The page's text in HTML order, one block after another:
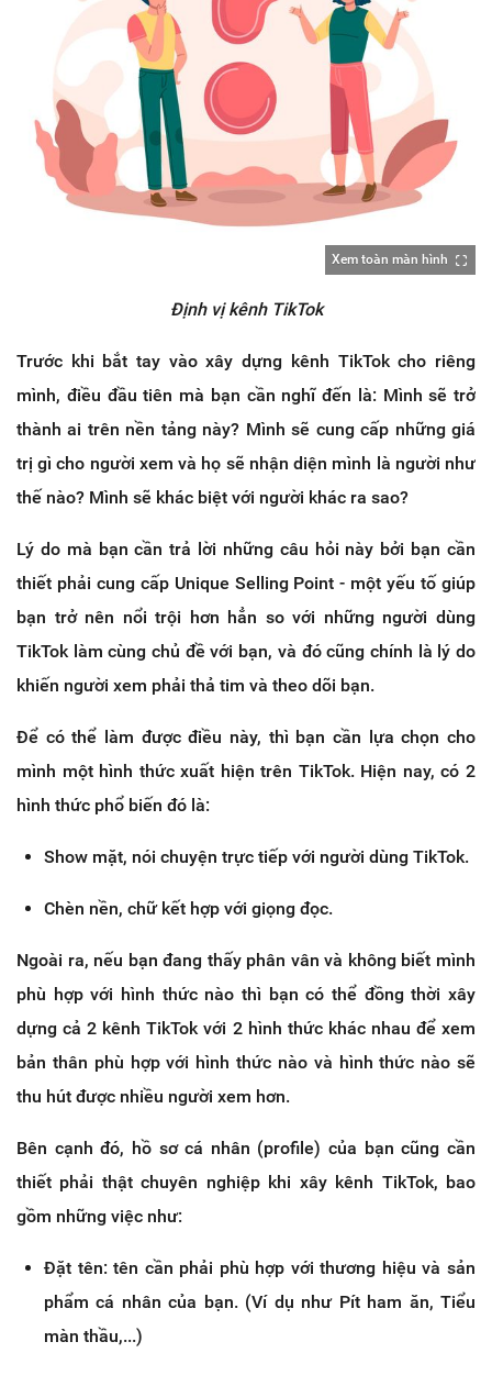
Xem toàn màn hình
Định vị kênh TikTok
Trước khi bắt tay vào xây dựng kênh TikTok cho riêng
mình, điều đầu tiên mà bạn cần nghĩ đến là: Mình sẽ trở
thành ai trên nền tảng này? Mình sẽ cung cấp những giá
trị gì cho người xem và họ sẽ nhận diện mình là người như
thế nào? Mình sẽ khác biệt với người khác ra sao?
Lý do mà bạn cần trả lời những câu hỏi này bởi bạn cần
thiết phải cung cấp Unique Selling Point - một yếu tố giúp
bạn trở nên nổi trội hơn hẳn so với những người dùng
TikTok làm cùng chủ đề với bạn, và đó cũng chính là lý do
khiến người xem phải thả tim và theo dõi bạn.
Để có thể làm được điều này, thì bạn cần lựa chọn cho
mình một hình thức xuất hiện trên TikTok. Hiện nay, có 2
hình thức phổ biến đó là:
Show mặt, nói chuyện trực tiếp với người dùng TikTok.
Chèn nền, chữ kết hợp với giọng đọc.
Ngoài ra, nếu bạn đang thấy phân vân và không biết mình
phù hợp với hình thức nào thì bạn có thể đồng thời xây
dựng cả 2 kênh TikTok với 2 hình thức khác nhau để xem
bản thân phù hợp với hình thức nào và hình thức nào sẽ
thu hút được nhiều người xem hơn.
Bên cạnh đó, hồ sơ cá nhân (profile) của bạn cũng cần
thiết phải thật chuyên nghiệp khi xây kênh TikTok, bao
gồm những việc như:
Đặt tên: tên cần phải phù hợp với thương hiệu và sản
phẩm cá nhân của bạn. (Ví dụ như Pít ham ăn, Tiểu
màn thầu,...)